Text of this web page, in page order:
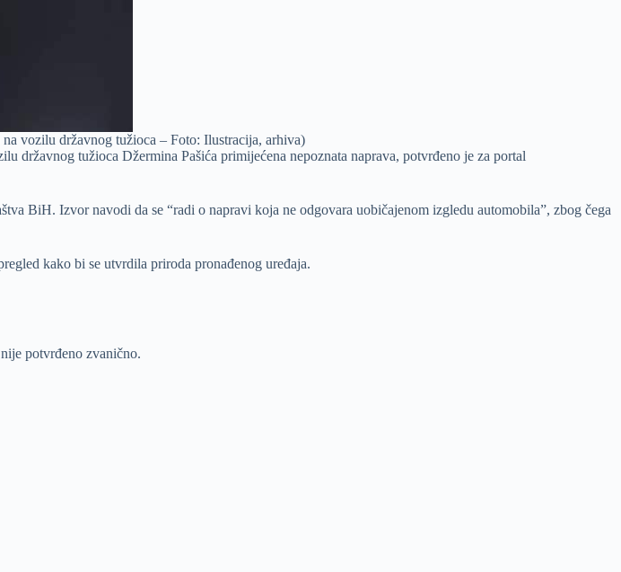
vozilu državnog tužioca – Foto: Ilustracija, arhiva)
tužioca Džermina Pašića primijećena nepoznata naprava, potvrđeno je za portal
BiH. Izvor navodi da se “radi o napravi koja ne odgovara uobičajenom izgledu automobila”, zbog čega
kako bi se utvrdila priroda pronađenog uređaja.
potvrđeno zvanično.